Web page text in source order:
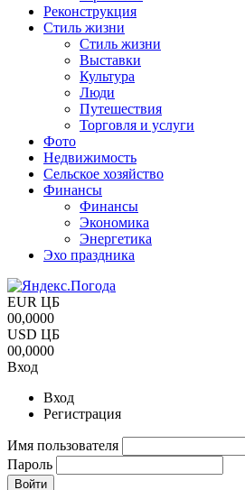
Реконструкция
Стиль жизни
Стиль жизни
Выставки
Культура
Люди
Путешествия
Торговля и услуги
Фото
Недвижимость
Сельское хозяйство
Финансы
Финансы
Экономика
Энергетика
Эхо праздника
EUR ЦБ
00,0000
USD ЦБ
00,0000
Вход
Вход
Регистрация
Имя пользователя
Пароль